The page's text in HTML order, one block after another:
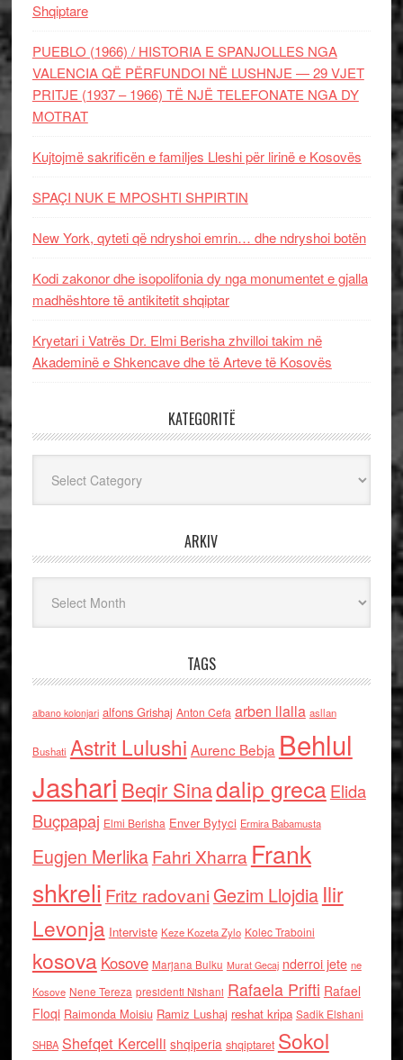
Shqiptare
PUEBLO (1966) / HISTORIA E SPANJOLLES NGA
VALENCIA QË PËRFUNDOI NË LUSHNJE — 29 VJET
PRITJE (1937 – 1966) TË NJË TELEFONATE NGA DY
MOTRAT
Kujtojmë sakrificën e familjes Lleshi për lirinë e Kosovës
SPAÇI NUK E MPOSHTI SHPIRTIN
New York, qyteti që ndryshoi emrin… dhe ndryshoi botën
Kodi zakonor dhe isopolifonia dy nga monumentet e gjalla
madhështore të antikitetit shqiptar
Kryetari i Vatrës Dr. Elmi Berisha zhvilloi takim në
Akademinë e Shkencave dhe të Arteve të Kosovës
KATEGORITË
ARKIV
TAGS
albano kolonjari alfons Grishaj Anton Cefa arben llalla asllan
Bushati Astrit Lulushi Aurenc Bebja Behlul
Jashari Beqir Sinadalip grecaElida
Buçpapaj Elmi Berisha Enver Bytyci Ermira Babamusta
Eugjen MerlikaFahri Xharra Frank
shkreli Fritz radovaniGezim Llojdia Ilir
Levonja Interviste Keze Kozeta Zylo Kolec Traboini
kosova Kosove Marjana Bulku Murat Gecaj nderroi jete ne
Kosove Nene Tereza presidenti Nishani Rafaela Prifti Rafael
Floqi Raimonda Moisiu Ramiz Lushaj reshat kripa Sadik Elshani
SHBA Shefqet Kercelli shqiperia shqiptaret Sokol